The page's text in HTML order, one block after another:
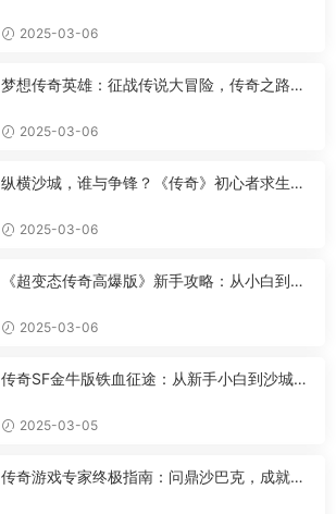
2025-03-06
梦想传奇英雄：征战传说大冒险，传奇之路何
2025-03-06
纵横沙城，谁与争锋？《传奇》初心者求生指
2025-03-06
《超变态传奇高爆版》新手攻略：从小白到骨
2025-03-06
传奇SF金牛版铁血征途：从新手小白到沙城霸
2025-03-05
传奇游戏专家终极指南：问鼎沙巴克，成就传